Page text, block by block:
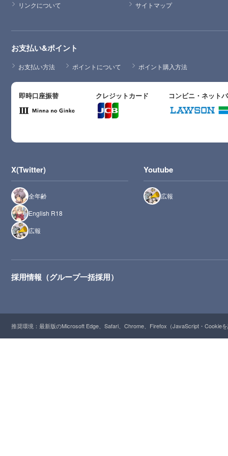
リンクについて
サイトマップ
お支払い&ポイント
お支払い方法 ポイントについて ポイント購入方法
即時口座振替 クレジットカード コンビニ・ネット
X(Twitter)
全年齢
English R18
広報
Youtube
広報
採用情報（グループ一括採用）
推奨環境：最新版のMicrosoft Edge、Safari、Chrome、Firefox（JavaScript・Cookie